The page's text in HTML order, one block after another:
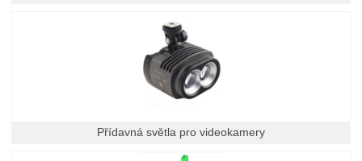
Přídavná světla pro videokamery